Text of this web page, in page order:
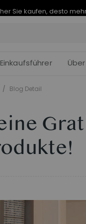
Einkaufsführer
/ Blog Detail